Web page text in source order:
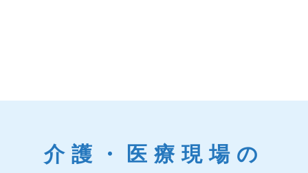
介護・医療現場の